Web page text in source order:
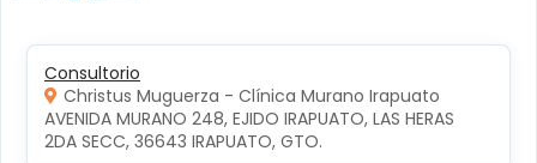
Consultorio
Christus Muguerza - Clínica Murano Irapuato
AVENIDA MURANO 248, EJIDO IRAPUATO, LAS HERAS
2DA SECC, 36643 IRAPUATO, GTO.